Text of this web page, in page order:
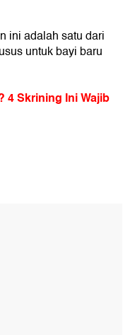
ini adalah satu dari
untuk bayi baru
4 Skrining Ini Wajib